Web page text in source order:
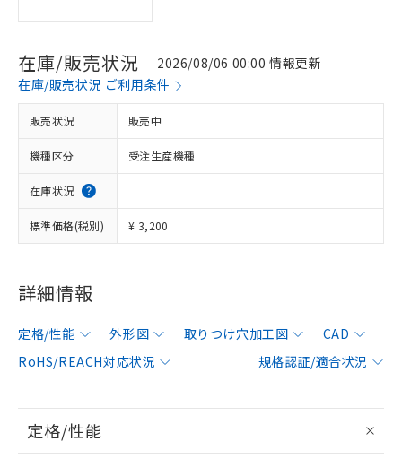
在庫/販売状況
2026/08/06 00:00 情報更新
在庫/販売状況 ご利用条件
販売状況 販売中
機種区分 受注生産機種
在庫状況
標準価格(税別) ¥ 3,200
詳細情報
定格/性能 外形図 取りつけ穴加工図
CAD
RoHS/REACH対応状況
規格認証/適合状況
定格/性能